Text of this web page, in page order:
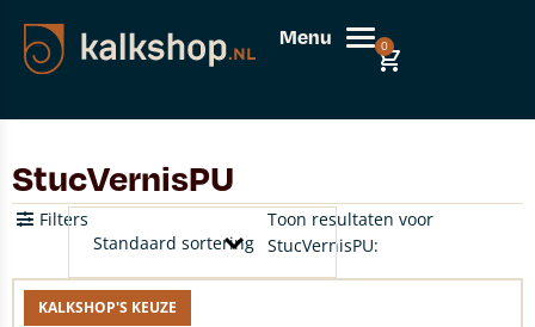
Menu 0
StucVernisPU
Toon resultaten voor
StucVernisPU:
Filters
KALKSHOP'S KEUZE